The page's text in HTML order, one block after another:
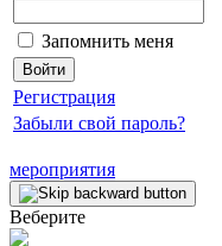
Запомнить меня
Регистрация
Забыли свой пароль?
мероприятия
Веберите